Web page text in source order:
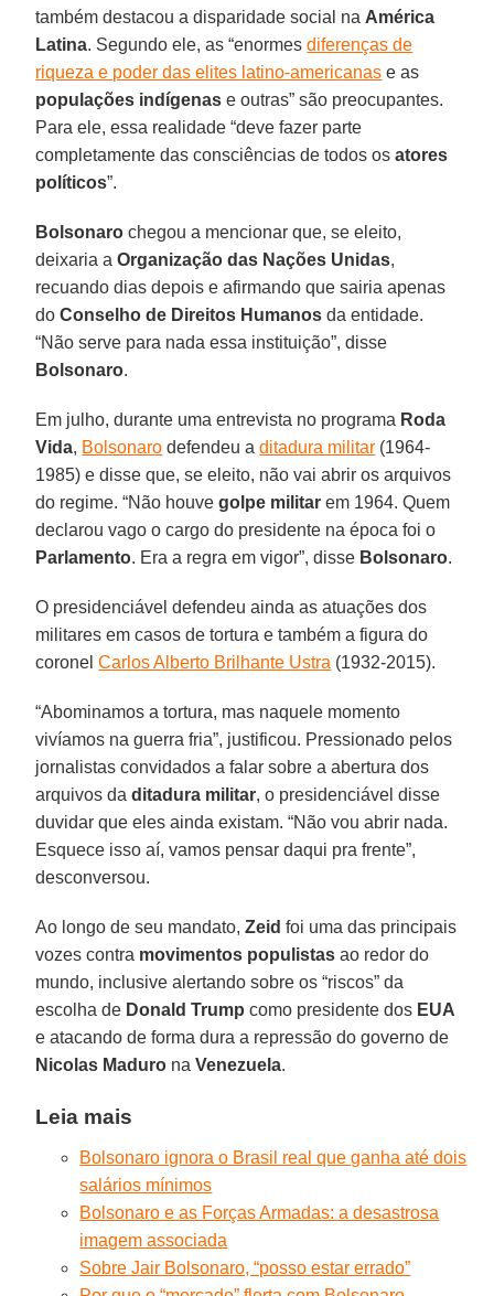
também destacou a disparidade social na América
Latina. Segundo ele, as “enormesdiferenças de
riqueza e poder das elites latino-americanas e as
populações indígenas e outras” são preocupantes.
Para ele, essa realidade “deve fazer parte
completamente das consciências de todos os atores
políticos”.
Bolsonaro chegou a mencionar que, se eleito,
deixaria aOrganização das Nações Unidas,
recuando dias depois e afirmando que sairia apenas
doConselho de Direitos Humanos da entidade.
“Não serve para nada essa instituição”, disse
Bolsonaro.
Em julho, durante uma entrevista no programa Roda
Vida, Bolsonaro defendeu aditadura militar (1964-
1985) e disse que, se eleito, não vai abrir os arquivos
do regime. “Não houvegolpe militar em 1964. Quem
declarou vago o cargo do presidente na época foi o
Parlamento. Era a regra em vigor”, disse Bolsonaro.
O presidenciável defendeu ainda as atuações dos
militares em casos de tortura e também a figura do
coronelCarlos Alberto Brilhante Ustra (1932-2015).
“Abominamos a tortura, mas naquele momento
vivíamos na guerra fria”, justificou. Pressionado pelos
jornalistas convidados a falar sobre a abertura dos
arquivos daditadura militar, o presidenciável disse
duvidar que eles ainda existam. “Não vou abrir nada.
Esquece isso aí, vamos pensar daqui pra frente”,
desconversou.
Ao longo de seu mandato,Zeid foi uma das principais
vozes contra movimentos populistas ao redor do
mundo, inclusive alertando sobre os “riscos” da
escolha de Donald Trump como presidente dos EUA
e atacando de forma dura a repressão do governo de
Nicolas Maduro na Venezuela.
Leia mais
Bolsonaro ignora o Brasil real que ganha até dois
salários mínimos
Bolsonaro e as Forças Armadas: a desastrosa
imagem associada
Sobre Jair Bolsonaro, “posso estar errado”